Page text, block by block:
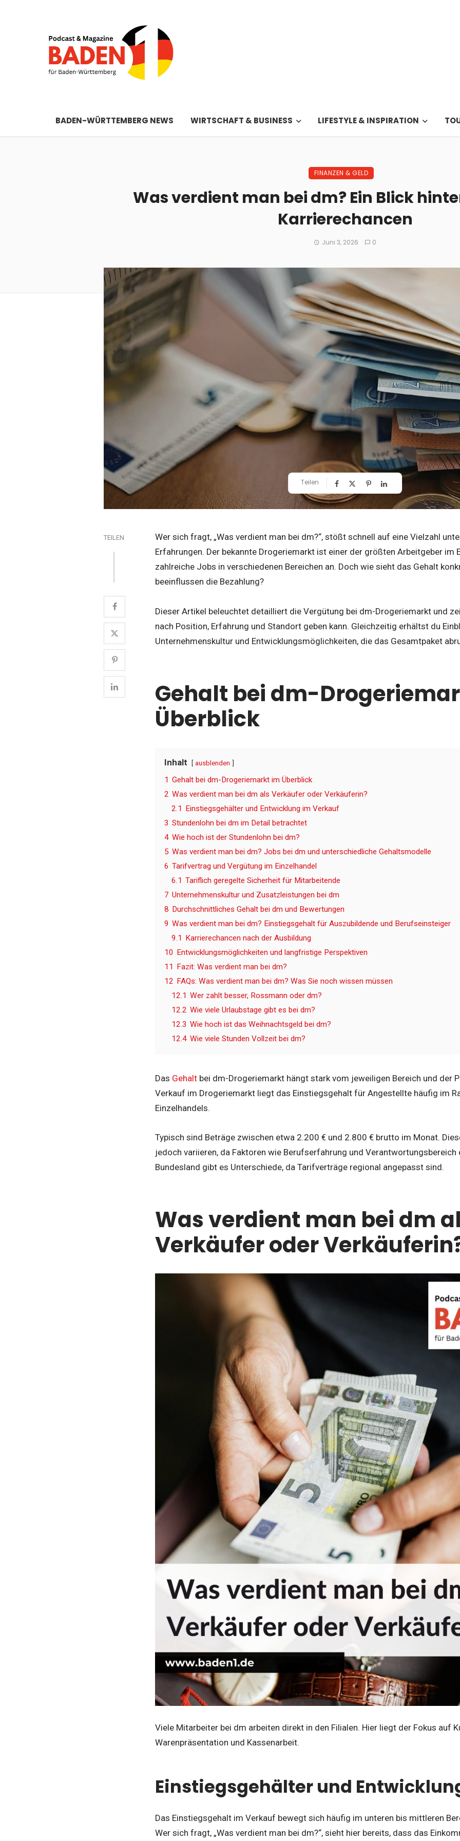
BADEN-WÜRTTEMBERG NEWS WIRTSCHAFT & BUSINESS LIFESTYLE & INSPIRATION
FINANZEN & GELD
Was verdient man bei dm? Ein Blick
Karrierechancen
Juni 3, 2026 0
Teilen
TEILEN
Wer sich fragt, „Was verdient man bei dm?“, stößt schnell auf eine Vielzahl
Erfahrungen. Der bekannte Drogeriemarkt ist einer der größten Arbeitgeber im
zahlreiche Jobs in verschiedenen Bereichen an. Doch wie sieht das Gehalt
beeinflussen die Bezahlung?
Dieser Artikel beleuchtet detailliert die Vergütung bei dm-Drogeriemarkt und
nach Position, Erfahrung und Standort geben kann. Gleichzeitig erhältst du
Unternehmenskultur und Entwicklungsmöglichkeiten, die das Gesamtpaket
Gehalt bei dm-
Überblick
Inhalt ausblenden
1 Gehalt bei dm-Drogeriemarkt im Überblick
2 Was verdient man bei dm als Verkäufer oder Verkäuferin?
2.1 Einstiegsgehälter und Entwicklung im Verkauf
3 Stundenlohn bei dm im Detail betrachtet
4 Wie hoch ist der Stundenlohn bei dm?
5 Was verdient man bei dm? Jobs bei dm und unterschiedliche Gehaltsmodelle
6 Tarifvertrag und Vergütung im Einzelhandel
6.1 Tariflich geregelte Sicherheit für Mitarbeitende
7 Unternehmenskultur und Zusatzleistungen bei dm
8 Durchschnittliches Gehalt bei dm und Bewertungen
9 Was verdient man bei dm? Einstiegsgehalt für Auszubildende und Berufseinsteiger
9.1 Karrierechancen nach der Ausbildung
10 Entwicklungsmöglichkeiten und langfristige Perspektiven
11 Fazit: Was verdient man bei dm?
12 FAQs: Was verdient man bei dm? Was Sie noch wissen müssen
12.1 Wer zahlt besser, Rossmann oder dm?
12.2 Wie viele Urlaubstage gibt es bei dm?
12.3 Wie hoch ist das Weihnachtsgeld bei dm?
12.4 Wie viele Stunden Vollzeit bei dm?
Das Gehalt bei dm-Drogeriemarkt hängt stark vom jeweiligen Bereich und der
Verkauf im Drogeriemarkt liegt das Einstiegsgehalt für Angestellte häufig im
Einzelhandels.
Typisch sind Beträge zwischen etwa 2.200 € und 2.800 € brutto im Monat.
jedoch variieren, da Faktoren wie Berufserfahrung und Verantwortungsbereich
Bundesland gibt es Unterschiede, da Tarifverträge regional angepasst sind.
Was verdient man bei dm
Verkäufer oder
Viele Mitarbeiter bei dm arbeiten direkt in den Filialen. Hier liegt der Fokus auf
Warenpräsentation und Kassenarbeit.
Einstiegsgehälter und
Das Einstiegsgehalt im Verkauf bewegt sich häufig im unteren bis mittleren
Wer sich fragt, „Was verdient man bei dm?“, sieht hier bereits, dass das